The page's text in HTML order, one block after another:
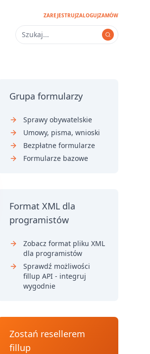
ZAREJESTRUJZALOGUJZAMÓW
Grupa formularzy
Sprawy obywatelskie
Umowy, pisma, wnioski
Bezpłatne formularze
Formularze bazowe
Format XML dla
programistów
Zobacz format pliku XML
dla programistów
Sprawdź możliwości
fillup API - integruj
wygodnie
Zostań resellerem
fillup